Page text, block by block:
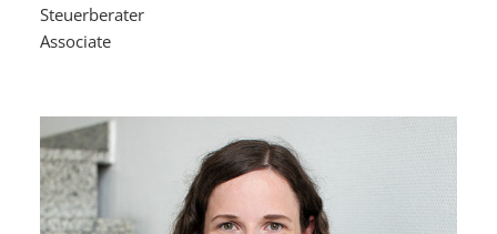
Steuerberater
Associate